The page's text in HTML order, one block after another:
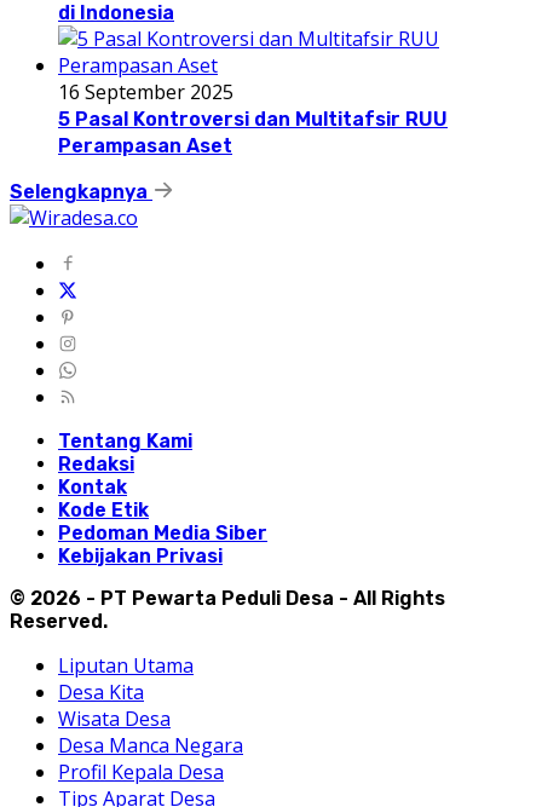
di Indonesia
16 September 2025
5 Pasal Kontroversi dan Multitafsir RUU
Perampasan Aset
Selengkapnya
Tentang Kami
Redaksi
Kontak
Kode Etik
Pedoman Media Siber
Kebijakan Privasi
© 2026 - PT Pewarta Peduli Desa - All Rights
Reserved.
Liputan Utama
Desa Kita
Wisata Desa
Desa Manca Negara
Profil Kepala Desa
Tips Aparat Desa